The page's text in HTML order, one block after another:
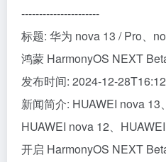
----------------------
标题: 华为 nova 13 / Pro、
鸿蒙 HarmonyOS NEXT
发布时间: 2024-12-
新闻简介: HUAWEI nova 13
HUAWEI nova 12、
开启 HarmonyOS NEXT